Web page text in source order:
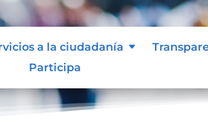
a la ciudadanía
Participa